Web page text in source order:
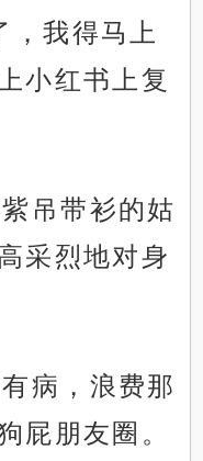
，我得马上
小红书上复
吊带衫的姑
采烈地对身
病，浪费那
屁朋友圈。